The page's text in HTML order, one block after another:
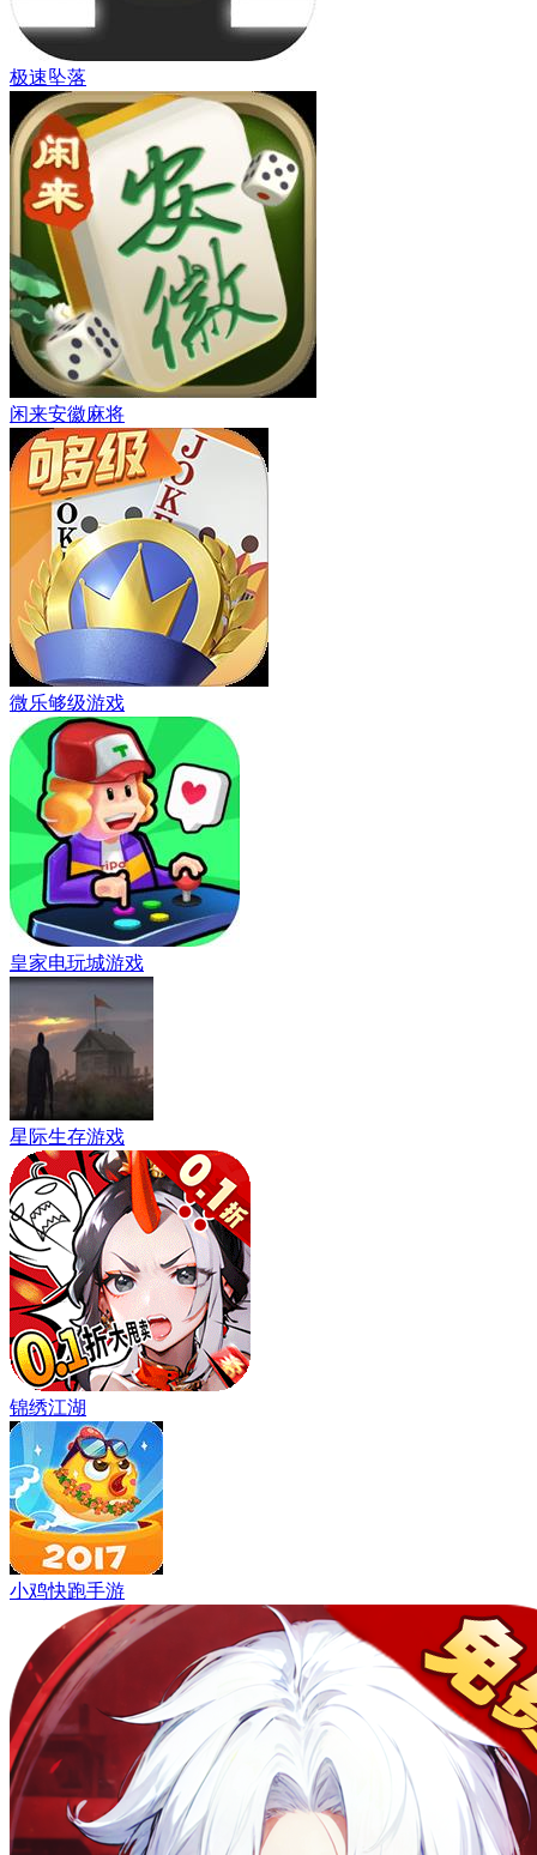
极速坠落
闲来安徽麻将
微乐够级游戏
皇家电玩城游戏
星际生存游戏
锦绣江湖
小鸡快跑手游